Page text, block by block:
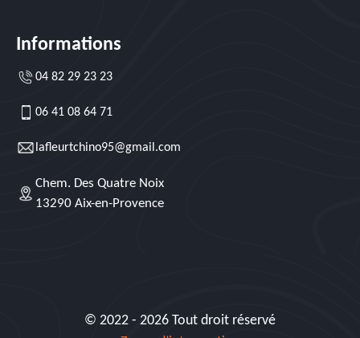
Informations
04 82 29 23 23
06 41 08 64 71
lafleurtchino95@gmail.com
Chem. Des Quatre Noix
13290 Aix-en-Provence
© 2022 - 2026 Tout droit réservé